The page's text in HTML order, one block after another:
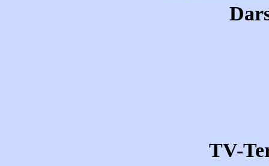
TV-